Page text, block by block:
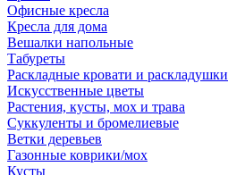
Офисные кресла
Кресла для дома
Вешалки напольные
Табуреты
Раскладные кровати и раскладушки
Искусственные цветы
Растения, кусты, мох и трава
Суккуленты и бромелиевые
Ветки деревьев
Газонные коврики/мох
Кусты